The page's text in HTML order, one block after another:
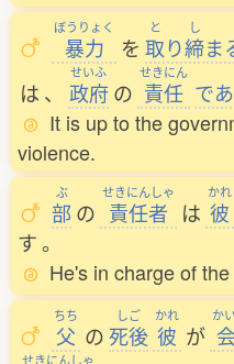
ぼうりょく
暴力 を
と
取り
し
締ま
は 、
せいふ
政府 の
せきにん
責任 で
It is up to the
violence.
ぶ
部の
せきにんしゃ
責任者 は
かれ
彼
す。
He's in charge of
ちち
父 の
しご
死後
かれ
彼 が
か
せきにんしゃ